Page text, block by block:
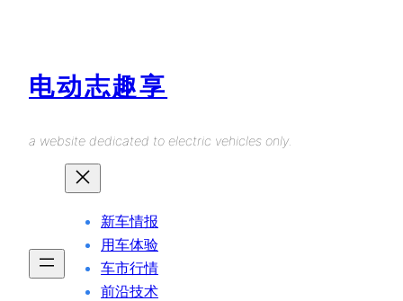
电动志趣享
a website dedicated to electric vehicles only.
新车情报
用车体验
车市行情
前沿技术